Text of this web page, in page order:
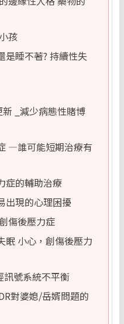
孩
是睡不著? 持續性失
_減少病態性賭博
—誰可能短期治療有
症的輔助治療
出現的心理困擾
傷後壓力症
眠 小心，創傷後壓力
訊號系統不平衡
對婆媳/岳婿問題的